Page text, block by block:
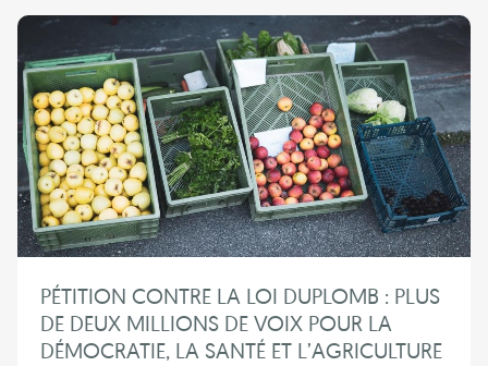
PÉTITION CONTRE LA LOI DUPLOMB : PLUS
DE DEUX MILLIONS DE VOIX POUR LA
DÉMOCRATIE, LA SANTÉ ET L’AGRICULTURE